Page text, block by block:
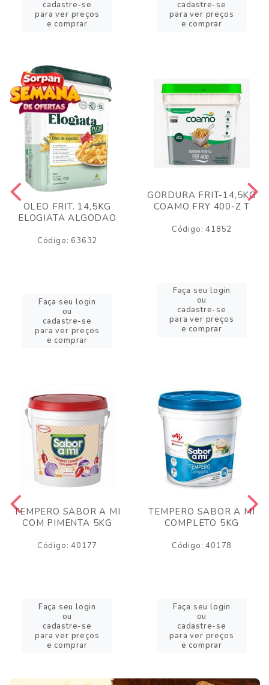
cadastre-se
para ver preços
e comprar
cadastre-se
para ver preços
e comprar
OLEO FRIT. 14,5KG
ELOGIATA ALGODAO
Código: 63632
Faça seu login
ou
cadastre-se
para ver preços
e comprar
GORDURA FRIT-14,5KG
COAMO FRY 400-Z T
Código: 41852
Faça seu login
ou
cadastre-se
para ver preços
e comprar
TEMPERO SABOR A MI
COM PIMENTA 5KG
Código: 40177
Faça seu login
ou
cadastre-se
para ver preços
e comprar
TEMPERO SABOR A MI
COMPLETO 5KG
Código: 40178
Faça seu login
ou
cadastre-se
para ver preços
e comprar